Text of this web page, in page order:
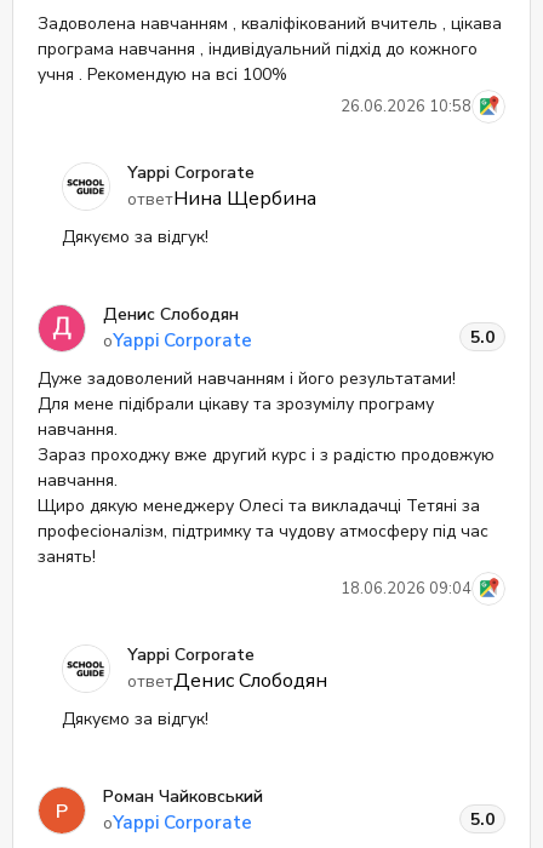
26.06.2026 10:58
Задоволена навчанням , кваліфікований вчитель , цікава
програма навчання , індивідуальний підхід до кожного
учня . Рекомендую на всі 100%
Yappi Corporate
ответНина Щербина
Дякуємо за відгук!
Денис Слободян
оYappi Corporate
18.06.2026 09:04
5.0
Дуже задоволений навчанням і його результатами!
Для мене підібрали цікаву та зрозумілу програму
навчання.
Зараз проходжу вже другий курс і з радістю продовжую
навчання.
Щиро дякую менеджеру Олесі та викладачці Тетяні за
професіоналізм, підтримку та чудову атмосферу під час
занять!
Yappi Corporate
ответДенис Слободян
Дякуємо за відгук!
Р
Роман Чайковський
оYappi Corporate
5.0